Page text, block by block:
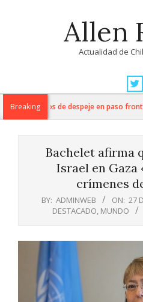
Allen
Actualidad de
Navigation
MenuBreaking
trabajos de despeje en paso
Bachelet afirma
Israel en
crímenes
BY: ADMINWEB ON: 27
DESTACADO, MUNDO